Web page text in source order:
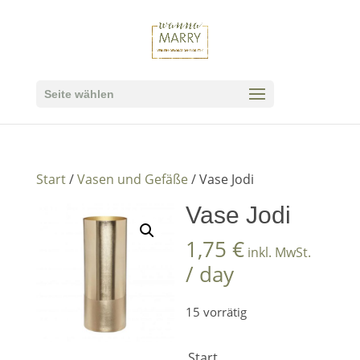
Seite wählen
Start/Vasen und Gefäße / Vase Jodi
Vase Jodi
1,75€ inkl. MwSt.
/ day
15 vorrätig